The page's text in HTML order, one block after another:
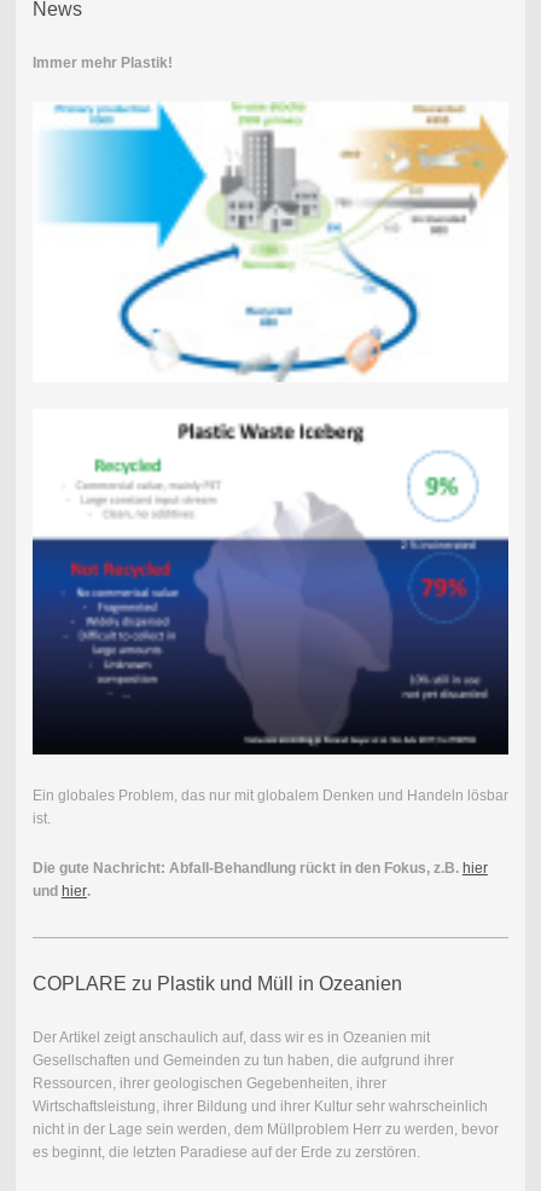
News
Immer mehr Plastik!
Ein globales Problem, das nur mit globalem Denken und Handeln lösbar
ist.
Die gute Nachricht: Abfall-Behandlung rückt in den Fokus, z.B. hier
und hier.
COPLARE zu Plastik und Müll in Ozeanien
Der Artikel zeigt anschaulich auf, dass wir es in Ozeanien mit
Gesellschaften und Gemeinden zu tun haben, die aufgrund ihrer
Ressourcen, ihrer geologischen Gegebenheiten, ihrer
Wirtschaftsleistung, ihrer Bildung und ihrer Kultur sehr wahrscheinlich
nicht in der Lage sein werden, dem Müllproblem Herr zu werden, bevor
es beginnt, die letzten Paradiese auf der Erde zu zerstören.